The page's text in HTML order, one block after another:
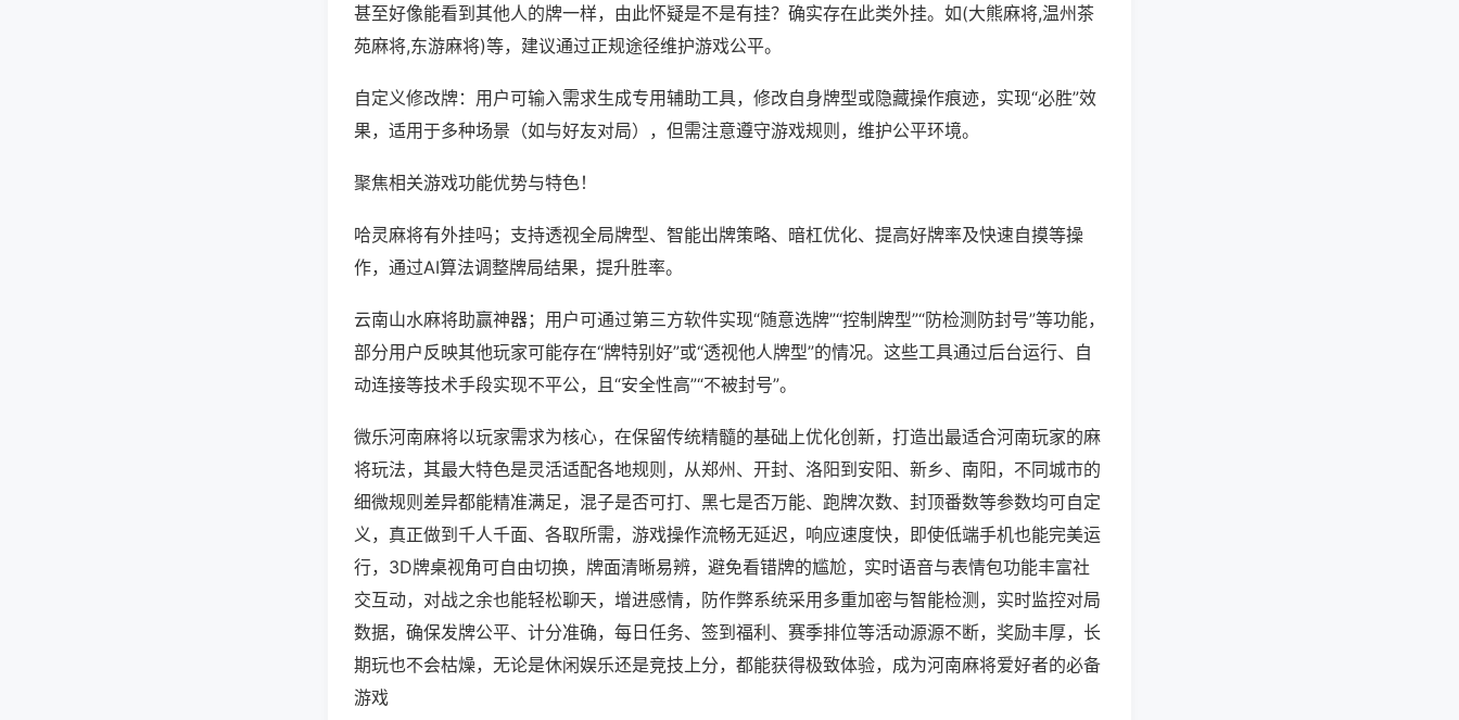
甚至好像能看到其他人的牌一样，由此怀疑是不是有挂？确实存在此类外挂。如(大熊麻将,温州茶
苑麻将,东游麻将)等，建议通过正规途径维护游戏公平。
自定义修改牌：用户可输入需求生成专用辅助工具，修改自身牌型或隐藏操作痕迹，实现“必胜”效
果，适用于多种场景（如与好友对局），但需注意遵守游戏规则，维护公平环境。
聚焦相关游戏功能优势与特色！
哈灵麻将有外挂吗；支持透视全局牌型、智能出牌策略、暗杠优化、提高好牌率及快速自摸等操
作，通过AI算法调整牌局结果，提升胜率。
云南山水麻将助赢神器；用户可通过第三方软件实现“随意选牌”“控制牌型”“防检测防封号”等功能，
部分用户反映其他玩家可能存在“牌特别好”或“透视他人牌型”的情况。这些工具通过后台运行、自
动连接等技术手段实现不平公，且“安全性高”“不被封号”。
微乐河南麻将以玩家需求为核心，在保留传统精髓的基础上优化创新，打造出最适合河南玩家的麻
将玩法，其最大特色是灵活适配各地规则，从郑州、开封、洛阳到安阳、新乡、南阳，不同城市的
细微规则差异都能精准满足，混子是否可打、黑七是否万能、跑牌次数、封顶番数等参数均可自定
义，真正做到千人千面、各取所需，游戏操作流畅无延迟，响应速度快，即使低端手机也能完美运
行，3D牌桌视角可自由切换，牌面清晰易辨，避免看错牌的尴尬，实时语音与表情包功能丰富社
交互动，对战之余也能轻松聊天，增进感情，防作弊系统采用多重加密与智能检测，实时监控对局
数据，确保发牌公平、计分准确，每日任务、签到福利、赛季排位等活动源源不断，奖励丰厚，长
期玩也不会枯燥，无论是休闲娱乐还是竞技上分，都能获得极致体验，成为河南麻将爱好者的必备
游戏